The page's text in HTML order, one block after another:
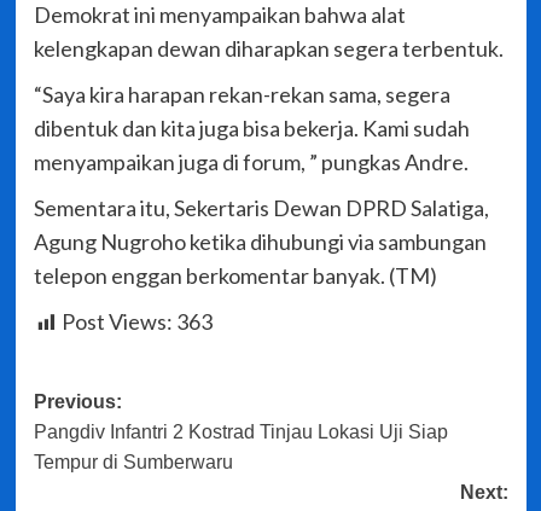
Demokrat ini menyampaikan bahwa alat
kelengkapan dewan diharapkan segera terbentuk.
“Saya kira harapan rekan-rekan sama, segera
dibentuk dan kita juga bisa bekerja. Kami sudah
menyampaikan juga di forum, ” pungkas Andre.
Sementara itu, Sekertaris Dewan DPRD Salatiga,
Agung Nugroho ketika dihubungi via sambungan
telepon enggan berkomentar banyak. (TM)
Post Views: 363
Post
navigation
Previous:
Pangdiv Infantri 2 Kostrad Tinjau Lokasi Uji Siap
Tempur di Sumberwaru
Next: